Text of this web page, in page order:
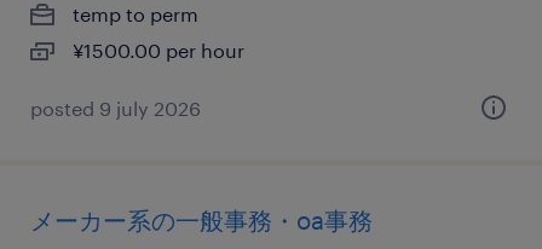
temp to perm
¥1500.00 per hour
posted 9 july 2026
メーカー系の一般事務・oa事務